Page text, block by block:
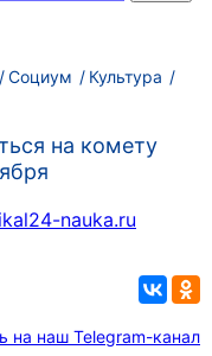
Социум Культура
на комету
nauka.ru
на наш Telegram-канал